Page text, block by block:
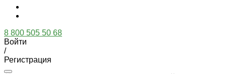
8 800 505 50 68
Войти
/
Регистрация